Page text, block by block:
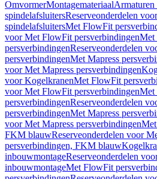
OmvormerMontagemateriaalArmaturen
spindelafsluitersReserveonderdelen
spindelafsluitersMet FlowFit
voor Met FlowFit persverbindingenMet
persverbindingenReserveonderdelen
persverbindingenMet Mapress
voor Met Mapress persverbindingen
voor KogelkranenMet FlowFit
voor Met FlowFit persverbindingenMet
persverbindingenReserveonderdelen
persverbindingenMet Mapress
voor Met Mapress persverbindingen
FKM blauwReserveonderdelen voor
persverbindingen, FKM blauw
inbouwmontageReserveonderdelen
inbouwmontageMet FlowFit